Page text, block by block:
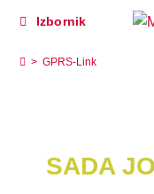
Izbornik
> GPRS-Link
SADA